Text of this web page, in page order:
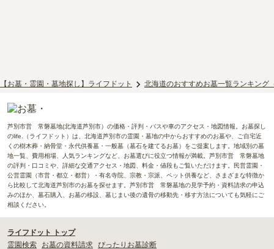
【お墓・霊園・墓地探し】ライフドット 北海道のおすすめお墓一覧ランキング
芦別市営 常磐墓地(北海道芦別市）の価格・評判・バスや車のアクセス・地図情報。お墓探し
のlife.（ライフドット）は、北海道芦別市の霊園・墓地の中からおすすめのお墓や、ご自宅近
くの樹木葬・納骨堂・永代供養墓・一般墓（墓石を建てるお墓）をご提案します。地域別の墓
地一覧、費用相場、人気ランキングなど、お墓選びに役立つ情報が満載。芦別市営 常磐墓地
の評判・口コミや、詳細な交通アクセス・地図、料金・値段もご覧いただけます。民営霊園・
公営霊園（市営・都立・都営）・有名寺院、宗教・宗派、ペット供養など、さまざまな特徴か
ら比較して北海道芦別市のお墓を探せます。芦別市営 常磐墓地の見学予約・資料請求の申込
みのほか、墓石購入、お墓の移設、墓じまい後の遺骨の移動先・移す方法についても気軽にご
相談ください。
ライフドット トップ
霊園検索
お墓の資料請求 ぴったりお墓診断